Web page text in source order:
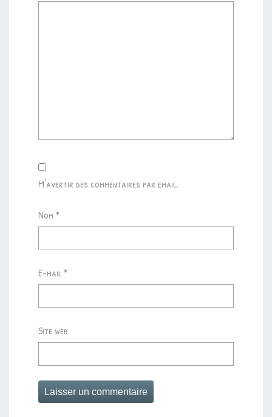
M'avertir des commentaires par email.
Nom *
E-mail*
Site web